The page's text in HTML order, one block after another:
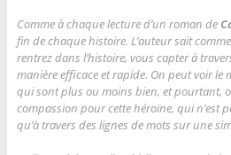
Comme à chaque lecture d’un roman de
fin de chaque histoire. L’auteur sait
rentrez dans l’histoire, vous capter à
manière efficace et rapide. On peut voir le
qui sont plus ou moins bien, et pourtant,
compassion pour cette héroïne, qui n’est
qu’à travers des lignes de mots sur une